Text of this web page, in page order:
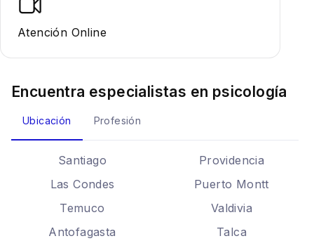
Atención Online
Encuentra especialistas en psicología
Ubicación Profesión
Santiago
Providencia
Las Condes
Puerto Montt
Temuco
Valdivia
Antofagasta
Talca